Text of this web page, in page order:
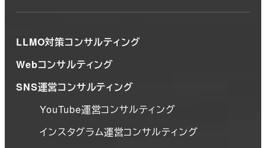
LLMO対策コンサルティング
Webコンサルティング
SNS運営コンサルティング
YouTube運営コンサルティング
インスタグラム運営コンサルティング